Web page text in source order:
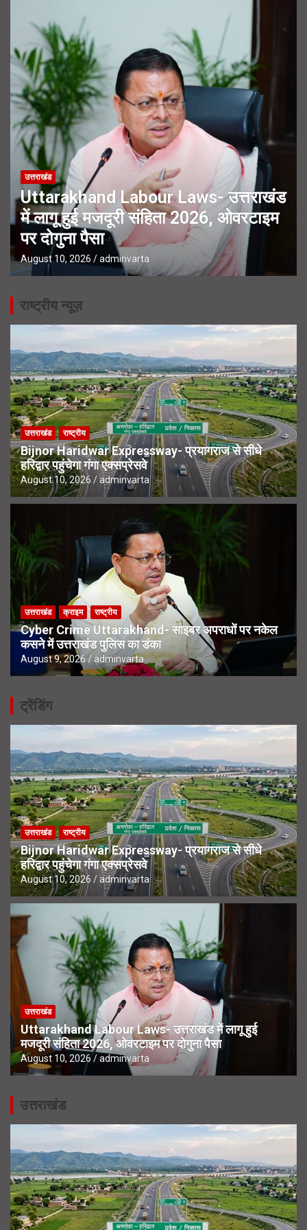
Cyber Crime Uttarakhand- साइबर अपराधों पर नकेल कसने में
उत्तराखंड पुलिस का डंका
Flying Car Almora- बिना डिग्री इंटरनेट से सीखकर बनाई हवा में उड़ने
वाली कार
उत्तराखंड
Uttarakhand Labour Laws- उत्तराखंड
में लागू हुई मजदूरी संहिता 2026, ओवरटाइम
पर दोगुना पैसा
August 10, 2026 adminvarta
राष्ट्रीय न्यूज़
उत्तराखंड राष्ट्रीय
Bijnor Haridwar Expressway- प्रयागराज से सीधे
हरिद्वार पहुंचेगा गंगा एक्सप्रेसवे
August 10, 2026 adminvarta
उत्तराखंड क्राइम राष्ट्रीय
Cyber Crime Uttarakhand- साइबर अपराधों पर नकेल
कसने में उत्तराखंड पुलिस का डंका
August 9, 2026 adminvarta
ट्रेंडिंग
उत्तराखंड राष्ट्रीय
Bijnor Haridwar Expressway- प्रयागराज से सीधे
हरिद्वार पहुंचेगा गंगा एक्सप्रेसवे
August 10, 2026 adminvarta
उत्तराखंड
Uttarakhand Labour Laws- उत्तराखंड में लागू हुई
मजदूरी संहिता 2026, ओवरटाइम पर दोगुना पैसा
August 10, 2026 adminvarta
उत्तराखंड